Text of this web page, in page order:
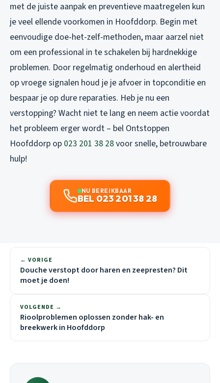
met de juiste aanpak en preventieve maatregelen kun
je veel ellende voorkomen in Hoofddorp. Begin met
eenvoudige doe-het-zelf-methoden, maar aarzel niet
om een professional in te schakelen bij hardnekkige
problemen. Door regelmatig onderhoud en alertheid
op vroege signalen houd je je afvoer in topconditie en
bespaar je op dure reparaties. Heb je nu een
verstopping? Wacht niet te lang en neem actie voordat
het probleem erger wordt – bel Ontstoppen
Hoofddorp op 023 201 38 28voor snelle, betrouwbare
hulp!
NU BEREIKBAAR
BEL 023 201 38 28
← VORIGE
Douche verstopt door haren en zeepresten? Dit
moet je doen!
VOLGENDE →
Rioolproblemen oplossen zonder hak- en
breekwerk in Hoofddorp